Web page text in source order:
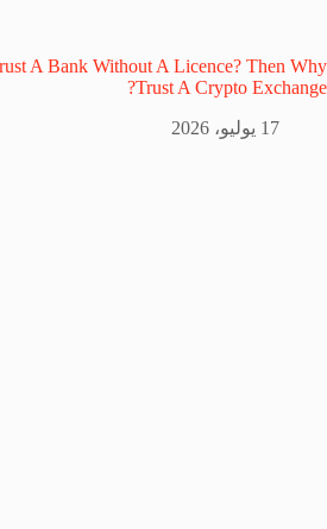
A Bank Without A Licence? Then Why
Trust A Crypto Exchange?
17 يوليو، 2026